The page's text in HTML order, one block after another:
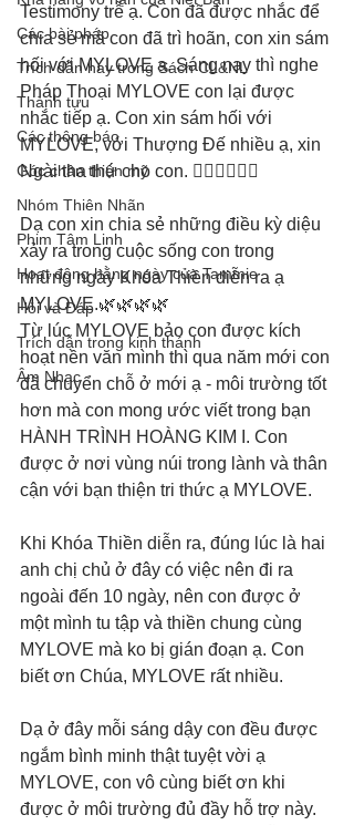
Các bài pháp
Trích dẫn hay trong Sách CL&NL
Thành tựu
Các thông báo
Góc chân thiện mỹ
Nhóm Thiên Nhãn
Phim Tâm Linh
Hoạt động hằng ngày của Tammie
Hỏi và Đáp
Trích dẫn trong kinh thánh
Âm Nhạc
Testimony trễ ạ. Con đã được nhắc để
chia sẻ mà con đã trì hoãn, con xin sám
hối với MYLOVE ạ. Sáng nay thì nghe
Pháp Thoại MYLOVE con lại được
nhắc tiếp ạ. Con xin sám hối với
MYLOVE, với Thượng Đế nhiều ạ, xin
Ngài tha thứ cho con. 🙇‍♀️🙇‍♀️🙇‍♀️
Dạ con xin chia sẻ những điều kỳ diệu
xảy ra trong cuộc sống con trong
những ngày Khóa Thiền diễn ra ạ
MYLOVE.🌿🌿🌿🌿
Từ lúc MYLOVE bảo con được kích
hoạt nền văn mình thì qua năm mới con
đã chuyển chỗ ở mới ạ - môi trường tốt
hơn mà con mong ước viết trong bạn
HÀNH TRÌNH HOÀNG KIM I. Con
được ở nơi vùng núi trong lành và thân
cận với bạn thiện tri thức ạ MYLOVE.
Khi Khóa Thiền diễn ra, đúng lúc là hai
anh chị chủ ở đây có việc nên đi ra
ngoài đến 10 ngày, nên con được ở
một mình tu tập và thiền chung cùng
MYLOVE mà ko bị gián đoạn ạ. Con
biết ơn Chúa, MYLOVE rất nhiều.
Dạ ở đây mỗi sáng dậy con đều được
ngắm bình minh thật tuyệt vời ạ
MYLOVE, con vô cùng biết ơn khi
được ở môi trường đủ đầy hỗ trợ này.